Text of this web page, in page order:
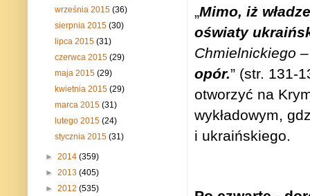
„Mimo, iż
oświaty
Chmielnickiego
opór.” (str. 131-
otworzyć na
wykładowym,
i ukraińskiego.
września 2015(36)
sierpnia 2015(30)
lipca 2015(31)
czerwca 2015(29)
maja 2015(29)
kwietnia 2015(29)
marca 2015(31)
lutego 2015(24)
stycznia 2015(31)
► 2014 (359)
► 2013 (405)
► 2012 (535)